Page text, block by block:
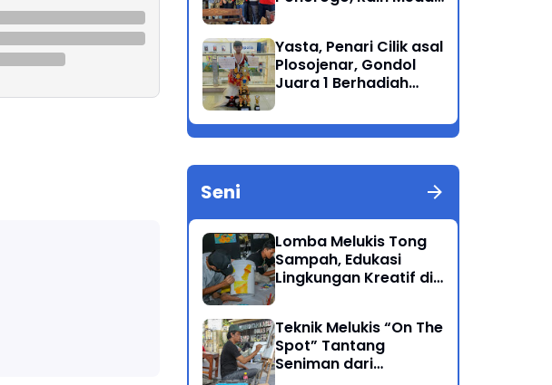
Jatim
Yasta, Penari Cilik asal
Plosojenar, Gondol
Juara 1 Berhadiah
Nusantara 2025
Seni
Lomba Melukis Tong
Sampah, Edukasi
Lingkungan Kreatif di
Teknik Melukis “On The
Spot” Tantang
Seniman dari